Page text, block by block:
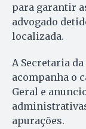
para garantir
advogado
localizada.
A Secretaria
acompanha o
Geral e
apurações.